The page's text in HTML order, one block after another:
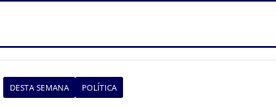
DESTA SEMANA POLÍTICA